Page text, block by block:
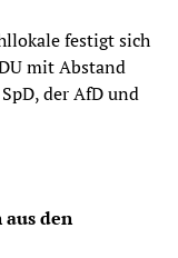
festigt sich
mit Abstand
der AfD und
den